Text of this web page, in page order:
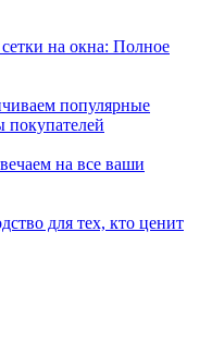
на окна: Полное
популярные
покупателей
на все ваши
для тех, кто ценит